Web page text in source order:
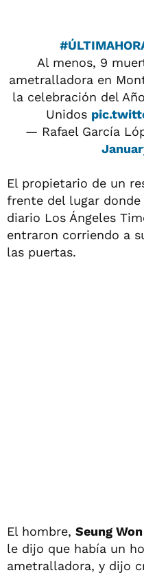
Al menos, 9
ametralladora en
la celebración del
Unidos
— Rafael García
El propietario de un
frente del lugar
diario Los Ángeles
entraron corriendo a
las puertas.
El hombre, Seung
le dijo que había un
ametralladora, y dijo